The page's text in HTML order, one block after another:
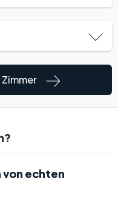
und
Preis-Tracker dabei,
Preise überwacht
Preis für Ihren
echten